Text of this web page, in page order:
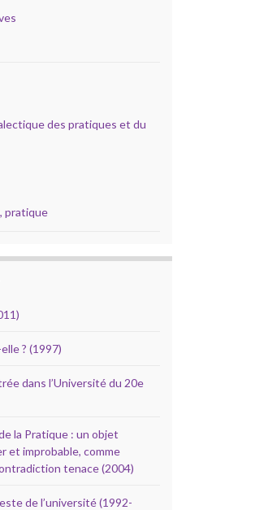
des pratiques et du
pratique
? (1997)
dans l’Université du 20e
la Pratique : un objet
et improbable, comme
tenace (2004)
de l’université (1992-